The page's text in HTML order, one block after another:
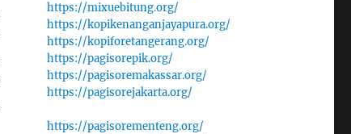
https://mixuebitung.org/
https://kopikenanganjayapura.org/
https://kopiforetangerang.org/
https://pagisorepik.org/
https://pagisoremakassar.org/
https://pagisorejakarta.org/
https://pagisorementeng.org/